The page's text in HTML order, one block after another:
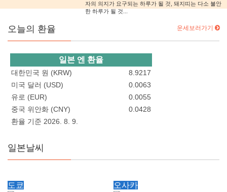
자의 의지가 요구되는 하루가 될 것, 돼지띠는 다소 불안
한 하루가 될 것...
운세보러가기
오늘의 환율
일본 엔 환율
대한민국 원 (KRW)
8.9217
미국 달러 (USD)
0.0063
유로 (EUR)
0.0055
중국 위안화 (CNY)
0.0428
환율 기준 2026. 8. 9.
일본날씨
도쿄 오사카